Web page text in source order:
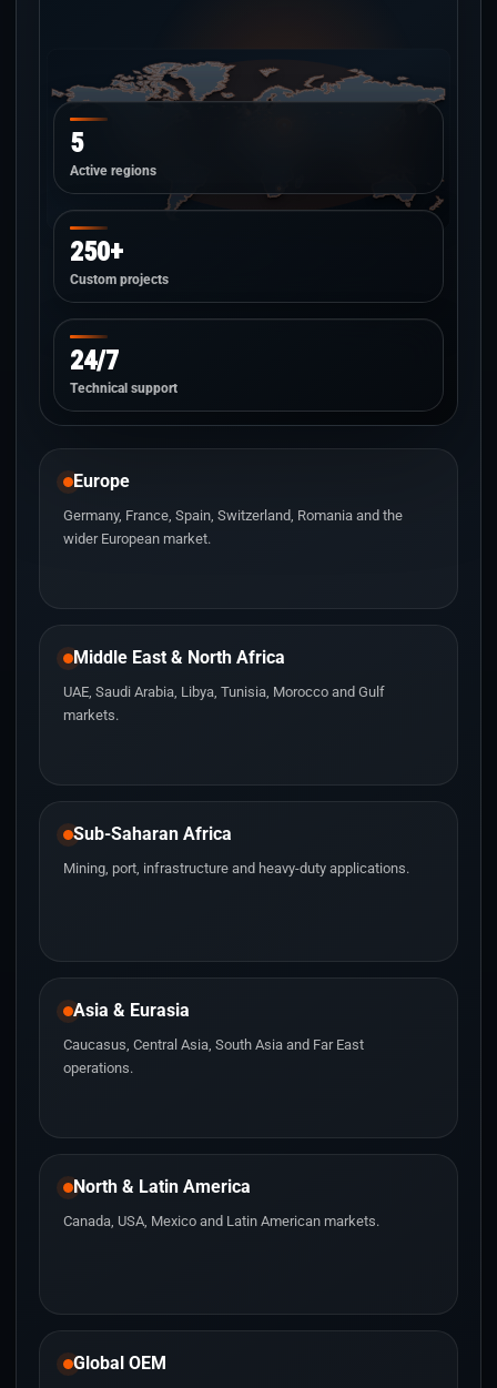
5
Active regions
250+
Custom projects
24/7
Technical support
Europe
Germany, France, Spain, Switzerland, Romania and the
wider European market.
Middle East & North Africa
UAE, Saudi Arabia, Libya, Tunisia, Morocco and Gulf
markets.
Sub-Saharan Africa
Mining, port, infrastructure and heavy-duty applications.
Asia & Eurasia
Caucasus, Central Asia, South Asia and Far East
operations.
North & Latin America
Canada, USA, Mexico and Latin American markets.
Global OEM